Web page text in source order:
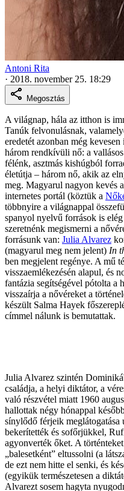
Antoni Rita
· 2018. november 25. 18:29
Megosztás
A világnap, hála az itthon is
Tanúk felvonulásnak,
eredetét azonban még
három rendkívüli nő: a
félénk, asztmás kishúgból
életútja – három nő, akik az
meg. Magyarul nagyon kevés
internetes portál (köztük a
többnyire a világnappal
spanyol nyelvű források is
szeretnénk megismerni a
forrásunk van: Julia Alvarez
(magyarul meg nem jelent) In
ben megjelent regénye. A mű
visszaemlékezésén alapul, és
fantázia segítségével pótolta a
visszaírja a nővéreket a
készült Salma Hayek
címmel nálunk is bemutattak.
Julia Alvarez szintén
családja, a helyi diktátor, a
való részvétel miatt 1960
hallottak négy hónappal
sínylődő férjeik meglátogatása
bekerítették és sofőrjükkel,
agyonverték őket. A
„balesetként” eltussolni (a
de ezt nem hitte el senki, és
(egyikük természetesen a
Alvarezt sosem hagyta